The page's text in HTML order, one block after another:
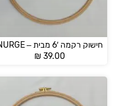
חישוק רקמה 6′ מבית – NURGE
₪ 39.00